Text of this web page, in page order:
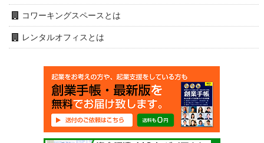
コワーキングスペースとは
レンタルオフィスとは